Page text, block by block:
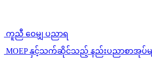
ကူညီ ဝေမျှ ပညာရ
MOEP နှင့်သက်ဆိုင်သည့် နည်းပညာစာအုပ်မျ